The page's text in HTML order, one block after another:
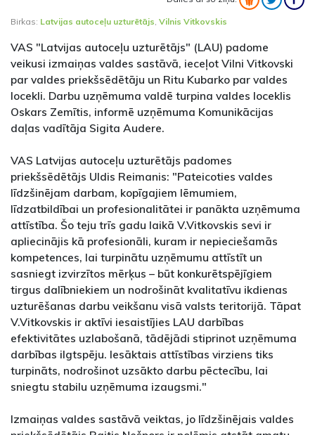
Birkas: Latvijas autoceļu uzturētājs, Vilnis Vitkovskis
VAS "Latvijas autoceļu uzturētājs" (LAU) padome
veikusi izmaiņas valdes sastāvā, ieceļot Vilni Vitkovski
par valdes priekšsēdētāju un Ritu Kubarko par valdes
locekli. Darbu uzņēmuma valdē turpina valdes loceklis
Oskars Zemītis, informē uzņēmuma Komunikācijas
daļas vadītāja Sigita Audere.
VAS Latvijas autoceļu uzturētājs padomes
priekšsēdētājs Uldis Reimanis: "Pateicoties valdes
līdzšinējam darbam, kopīgajiem lēmumiem,
līdzatbildībai un profesionalitātei ir panākta uzņēmuma
attīstība. Šo teju trīs gadu laikā V.Vitkovskis sevi ir
apliecinājis kā profesionāli, kuram ir nepieciešamās
kompetences, lai turpinātu uzņēmumu attīstīt un
sasniegt izvirzītos mērķus – būt konkurētspējīgiem
tirgus dalībniekiem un nodrošināt kvalitatīvu ikdienas
uzturēšanas darbu veikšanu visā valsts teritorijā. Tāpat
V.Vitkovskis ir aktīvi iesaistījies LAU darbības
efektivitātes uzlabošanā, tādējādi stiprinot uzņēmuma
darbības ilgtspēju. Iesāktais attīstības virziens tiks
turpināts, nodrošinot uzsākto darbu pēctecību, lai
sniegtu stabilu uzņēmuma izaugsmi."
Izmaiņas valdes sastāvā veiktas, jo līdzšinējais valdes